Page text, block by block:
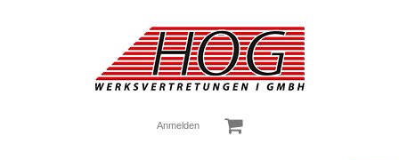
Anmelden